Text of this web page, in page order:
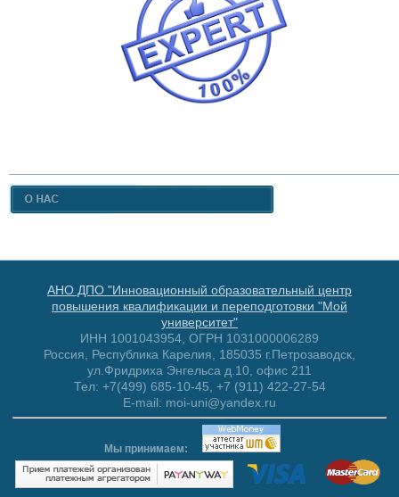
АНО ДПО "Инновационный образовательный центр
повышения квалификации и переподготовки "Мой
университет"
ИНН 1001043954, ОГРН 1031000006289
Россия, Республика Карелия, 185035 г.Петрозаводск,
ул.Фридриха Энгельса д.10, офис 211
Тел: +7(499) 685-10-45, +7 (911) 422-27-54
E-mail: moi-uni@yandex.ru
Мы принимаем: